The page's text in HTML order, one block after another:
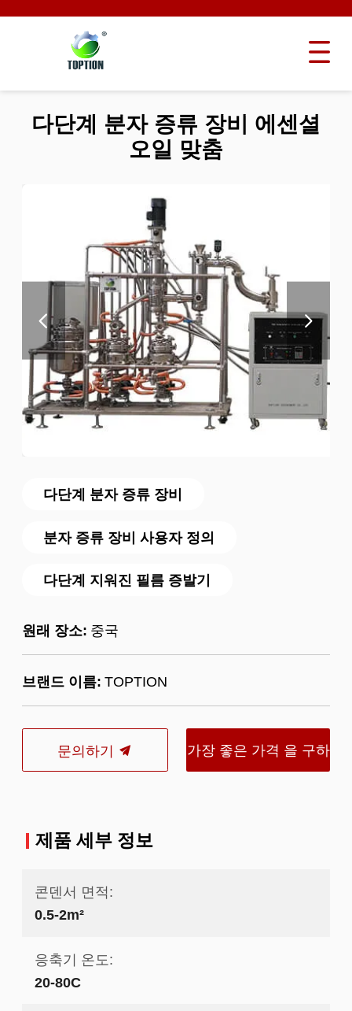
다단계 분자 증류 장비
분자 증류 장비 사용자 정의
다단계 지워진 필름 증발기
원래 장소: 중국
브랜드 이름: TOPTION
문의하기 가장 좋은 가격 을 구하
다단계 분자 증류 장비 에센셜
오일 맞춤
제품 세부 정보
콘덴서 면적:
0.5-2m²
응축기 온도:
20-80C